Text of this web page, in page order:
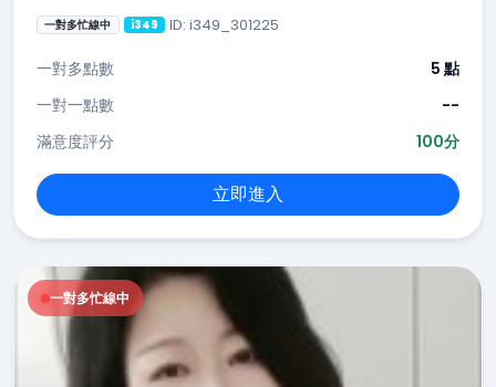
一對多忙線中 i349 ID: i349_301225
一對多點數
5 點
一對一點數
--
滿意度評分
100分
立即進入
一對多忙線中